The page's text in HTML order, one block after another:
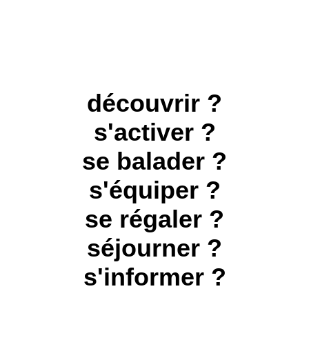
découvrir ?
s'activer ?
se balader ?
s'équiper ?
se régaler ?
séjourner ?
s'informer ?